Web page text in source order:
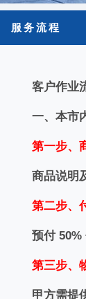
服务流程
客户作业
一、本市
第一步、
商品说明
第二步、
预付 50%
第三步、
甲方需提